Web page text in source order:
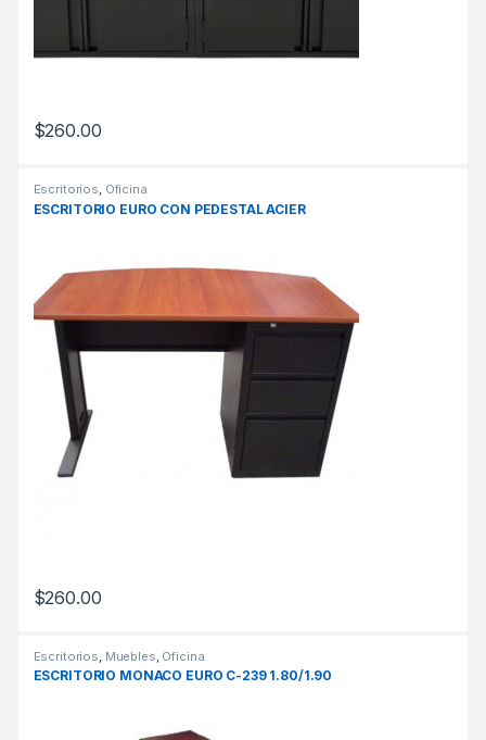
$260.00
Escritorios, Oficina
ESCRITORIO EURO CON PEDESTAL ACIER
$260.00
Escritorios Muebles Oficina
ESCRITORIO MONACO EURO C-239 1.80/1.90